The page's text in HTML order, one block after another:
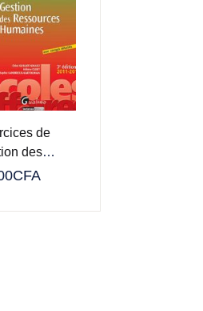
de
des
CFA